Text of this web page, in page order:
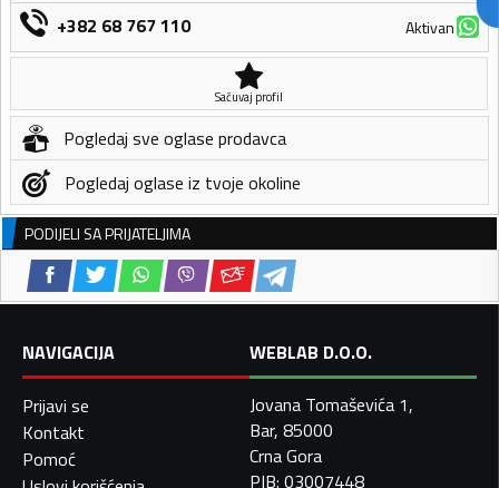
+382 68 767 110 Aktivan
Sačuvaj profil
Pogledaj sve oglase prodavca
Pogledaj oglase iz tvoje okoline
PODIJELI SA PRIJATELJIMA
NAVIGACIJA
Prijavi se
Kontakt
Pomoć
WEBLAB D.O.O.
Jovana Tomaševića 1,
Bar, 85000
Crna Gora
PIB: 03007448